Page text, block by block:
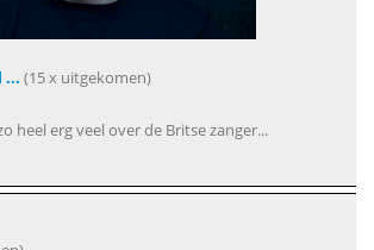
... (15 x uitgekomen)
heel erg veel over de Britse zanger...